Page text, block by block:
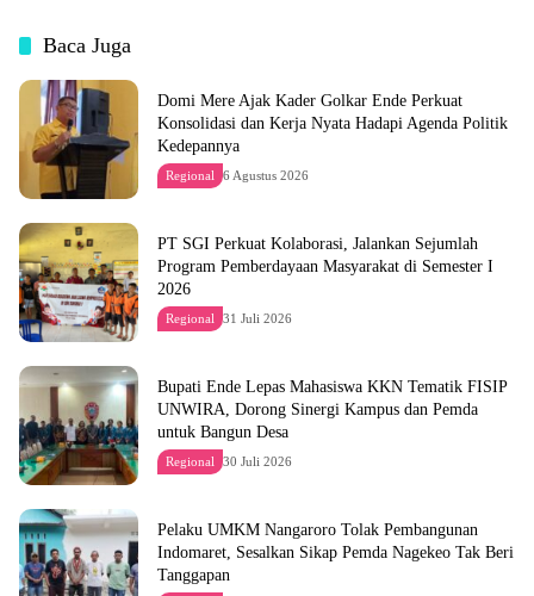
Baca Juga
Domi Mere Ajak Kader Golkar Ende Perkuat
Konsolidasi dan Kerja Nyata Hadapi Agenda Politik
Kedepannya
Regional 6 Agustus 2026
PT SGI Perkuat Kolaborasi, Jalankan Sejumlah
Program Pemberdayaan Masyarakat di Semester I
2026
Regional 31 Juli 2026
Bupati Ende Lepas Mahasiswa KKN Tematik FISIP
UNWIRA, Dorong Sinergi Kampus dan Pemda
untuk Bangun Desa
Regional 30 Juli 2026
Pelaku UMKM Nangaroro Tolak Pembangunan
Indomaret, Sesalkan Sikap Pemda Nagekeo Tak Beri
Tanggapan